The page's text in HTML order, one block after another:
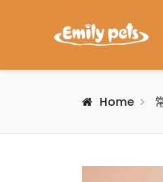
Home